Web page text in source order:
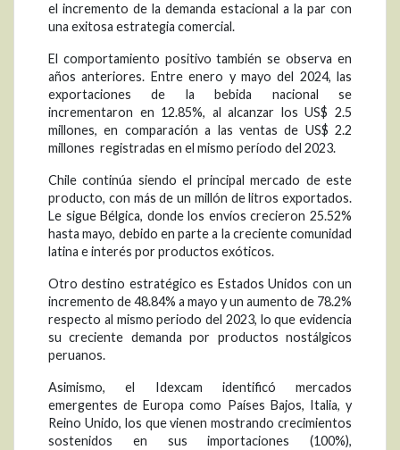
el incremento de la demanda estacional a la par con
una exitosa estrategia comercial.
El comportamiento positivo también se observa en
años anteriores. Entre enero y mayo del 2024, las
exportaciones de la bebida nacional se
incrementaron en 12.85%, al alcanzar los US$ 2.5
millones, en comparación a las ventas de US$ 2.2
millones registradas en el mismo período del 2023.
Chile continúa siendo el principal mercado de este
producto, con más de un millón de litros exportados.
Le sigue Bélgica, donde los envíos crecieron 25.52%
hasta mayo, debido en parte a la creciente comunidad
latina e interés por productos exóticos.
Otro destino estratégico es Estados Unidos con un
incremento de 48.84% a mayo y un aumento de 78.2%
respecto al mismo periodo del 2023, lo que evidencia
su creciente demanda por productos nostálgicos
peruanos.
Asimismo, el Idexcam identificó mercados
emergentes de Europa como Países Bajos, Italia, y
Reino Unido, los que vienen mostrando crecimientos
sostenidos en sus importaciones (100%),